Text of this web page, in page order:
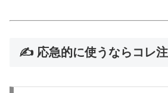
✍️ 応急的に使うならコレ注